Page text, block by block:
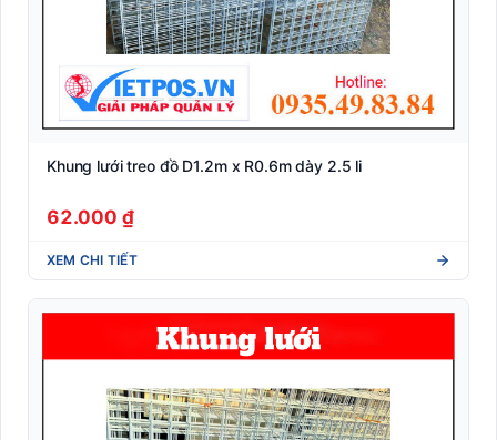
Khung lưới treo đồ D1.2m x R0.6m dày 2.5 li
62.000 ₫
XEM CHI TIẾT